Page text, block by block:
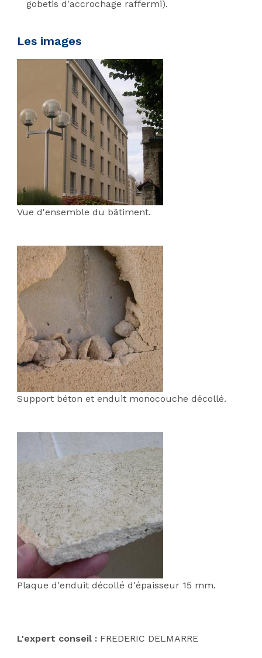
gobetis d'accrochage raffermi).
Les images
Vue d'ensemble du bâtiment.
Support béton et enduit monocouche décollé.
Plaque d'enduit décollé d'épaisseur 15 mm.
L'expert conseil : FREDERIC DELMARRE